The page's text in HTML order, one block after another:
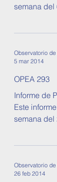
semana del
Observatorio
5 mar 2014
OPEA 293
Informe de
Este
semana del
Observatorio
26 feb 2014